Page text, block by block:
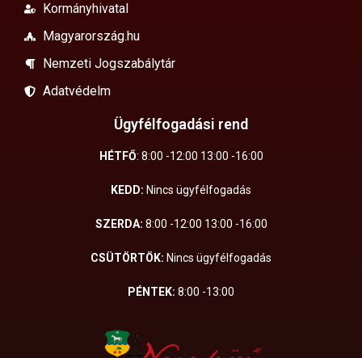
Kormányhivatal
Magyarország.hu
Nemzeti Jogszabálytár
Adatvédelm
Ügyfélfogadási rend
HÉTFŐ: 8:00 -12:00 13:00 -16:00
KEDD: Nincs ügyfélfogadás
SZERDA: 8:00 -12:00 13:00 -16:00
CSÜTÖRTÖK: Nincs ügyfélfogadás
PÉNTEK: 8:00 -13:00